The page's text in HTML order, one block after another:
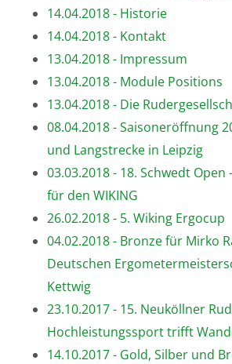
14.04.2018 - Historie
14.04.2018 - Kontakt
13.04.2018 - Impressum
13.04.2018 - Module Positions
13.04.2018 - Die
08.04.2018 - Saisoneröffnung
und Langstrecke in Leipzig
03.03.2018 - 18. Schwedt
für den WIKING
26.02.2018 - 5. Wiking Ergocup
04.02.2018 - Bronze für Mirko
Deutschen
Kettwig
23.10.2017 - 15. Neuköllner
Hochleistungssport trifft
14.10.2017 - Gold, Silber und